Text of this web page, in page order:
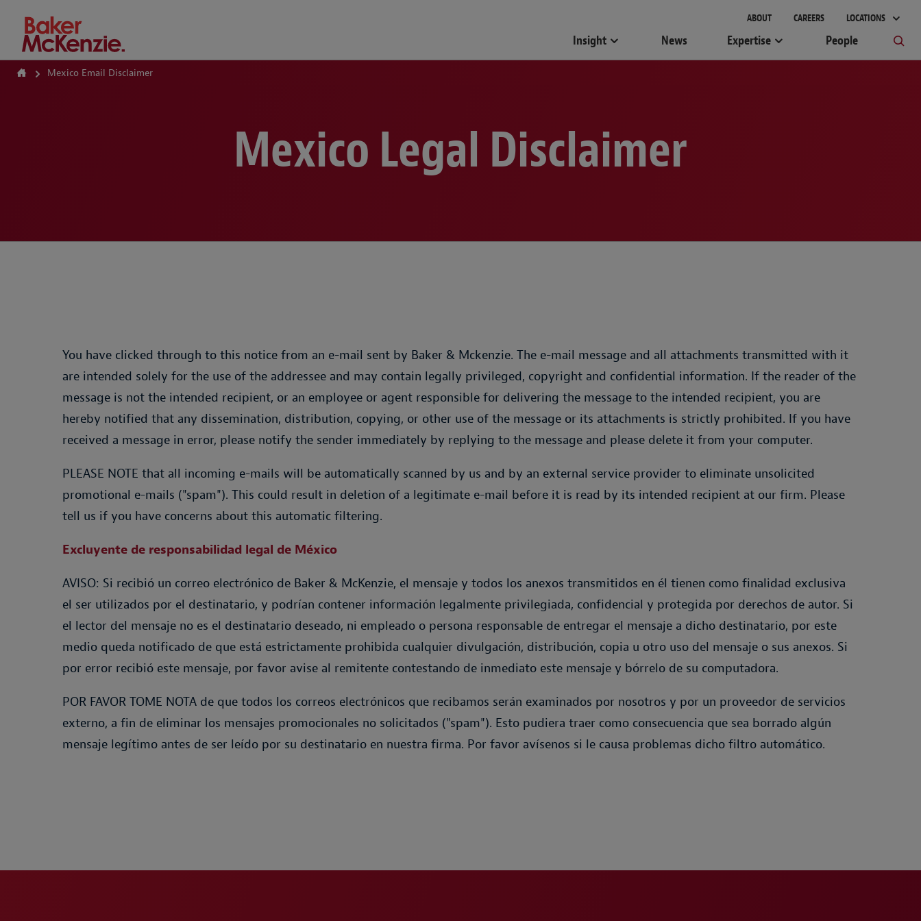
How Can We Help?
ABOUT CAREERS LOCATIONS
Insight News Expertise People
Mexico Email Disclaimer
Mexico Legal Disclaimer
You have clicked through to this notice from an e-mail sent by Baker & Mckenzie. The e-mail message and all attachments transmitted with it
are intended solely for the use of the addressee and may contain legally privileged, copyright and confidential information. If the reader of the
message is not the intended recipient, or an employee or agent responsible for delivering the message to the intended recipient, you are
hereby notified that any dissemination, distribution, copying, or other use of the message or its attachments is strictly prohibited. If you have
received a message in error, please notify the sender immediately by replying to the message and please delete it from your computer.
PLEASE NOTE that all incoming e-mails will be automatically scanned by us and by an external service provider to eliminate unsolicited
promotional e-mails ("spam"). This could result in deletion of a legitimate e-mail before it is read by its intended recipient at our firm. Please
tell us if you have concerns about this automatic filtering.
Excluyente de responsabilidad legal de México
AVISO: Si recibió un correo electrónico de Baker & McKenzie, el mensaje y todos los anexos transmitidos en él tienen como finalidad exclusiva
el ser utilizados por el destinatario, y podrían contener información legalmente privilegiada, confidencial y protegida por derechos de autor. Si
el lector del mensaje no es el destinatario deseado, ni empleado o persona responsable de entregar el mensaje a dicho destinatario, por este
medio queda notificado de que está estrictamente prohibida cualquier divulgación, distribución, copia u otro uso del mensaje o sus anexos. Si
por error recibió este mensaje, por favor avise al remitente contestando de inmediato este mensaje y bórrelo de su computadora.
POR FAVOR TOME NOTA de que todos los correos electrónicos que recibamos serán examinados por nosotros y por un proveedor de servicios
externo, a fin de eliminar los mensajes promocionales no solicitados ("spam"). Esto pudiera traer como consecuencia que sea borrado algún
mensaje legítimo antes de ser leído por su destinatario en nuestra firma. Por favor avísenos si le causa problemas dicho filtro automático.